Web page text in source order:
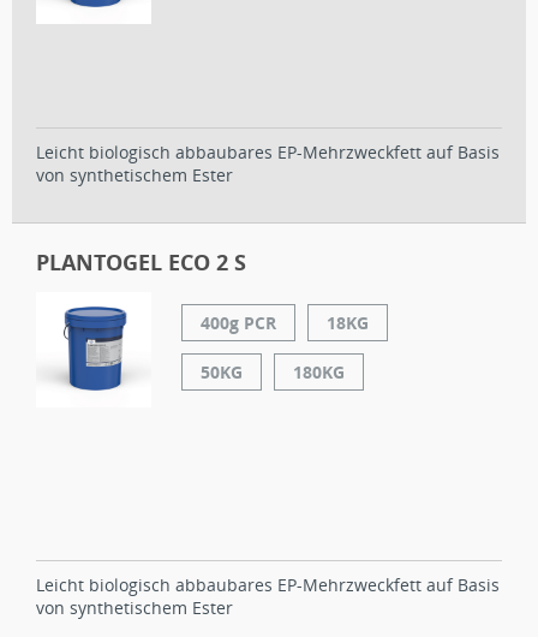
Leicht biologisch abbaubares EP-Mehrzweckfett auf Basis
von synthetischem Ester
PLANTOGEL ECO 2 S
400g PCR 18KG
50KG 180KG
Leicht biologisch abbaubares EP-Mehrzweckfett auf Basis
von synthetischem Ester